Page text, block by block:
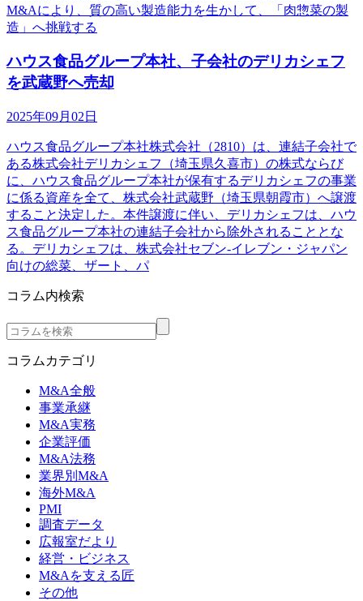
M&Aにより、質の高い製造能力を生かして、「肉惣菜の製
造」へ挑戦する
ハウス食品グループ本社、子会社のデリカシェフ
を武蔵野へ売却
2025年09月02日
ハウス食品グループ本社株式会社（2810）は、連結子会社で
ある株式会社デリカシェフ（埼玉県久喜市）の株式ならび
に、ハウス食品グループ本社が保有するデリカシェフの事業
に係る資産を全て、株式会社武蔵野（埼玉県朝霞市）へ譲渡
すること決定した。本件譲渡に伴い、デリカシェフは、ハウ
ス食品グループ本社の連結子会社から除外されることとな
る。デリカシェフは、株式会社セブン‐イレブン・ジャパン
向けの総菜、ザート、パ
コラム内検索
コラムカテゴリ
M&A全般
事業承継
M&A実務
企業評価
M&A法務
業界別M&A
海外M&A
PMI
調査データ
広報室だより
経営・ビジネス
M&Aを支える匠
その他